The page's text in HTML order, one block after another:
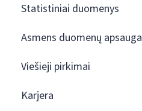
Statistiniai duomenys
Asmens duomenų apsauga
Viešieji pirkimai
Karjera